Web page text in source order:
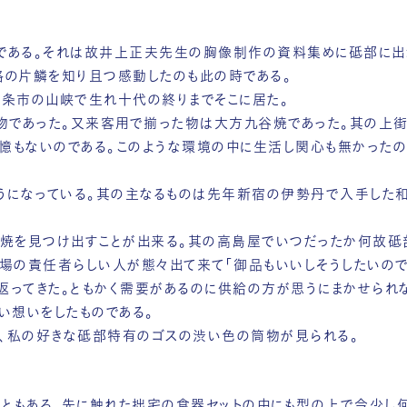
る。それは故井上正夫先生の胸像制作の資料集めに砥部に
片鱗を知り且つ感動したのも此の時である。
市の山峡で生れ十代の終りまでそこに居た。
った。又来客用で揃った物は大方九谷焼であった。其の上
ないのである。このような環境の中に生活し関心も無かった
っている。其の主なるものは先年新宿の伊勢丹で入手した
見つけ出すことが出来る。其の高島屋でいつだったか何故砥
の責任者らしい人が態々出て来て「御品もいいしそうしたいの
てきた。ともかく需要があるのに供給の方が思うにまかせられ
想いをしたものである。
の好きな砥部特有のゴスの渋い色の筒物が見られる。